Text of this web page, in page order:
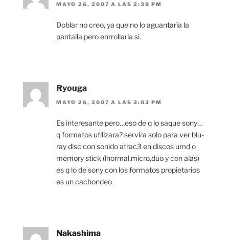
MAYO 26, 2007 A LAS 2:39 PM
Doblar no creo, ya que no lo aguantaría la
pantalla pero enrrollarla si.
Ryouga
MAYO 26, 2007 A LAS 3:03 PM
Es interesante pero…eso de q lo saque sony…
q formatos utilizara? servira solo para ver blu-
ray disc con sonido atrac3 en discos umd o
memory stick (lnormal,micro,duo y con alas)
es q lo de sony con los formatos propietarios
es un cachondeo
Nakashima